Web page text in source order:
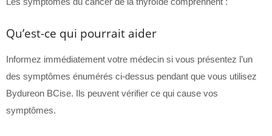
Qu’est-ce qui pourrait aider
Informez immédiatement votre médecin si vous présentez l’un
des symptômes énumérés ci-dessus pendant que vous utilisez
Bydureon BCise. Ils peuvent vérifier ce qui cause vos
symptômes.